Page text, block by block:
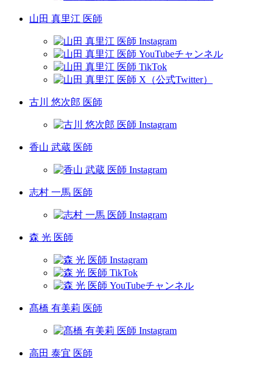
山田 真里江 医師
古川 悠次郎 医師
香山 武蔵 医師
志村 一馬 医師
森 光 医師
髙橋 有美莉 医師
高田 泰宜 医師